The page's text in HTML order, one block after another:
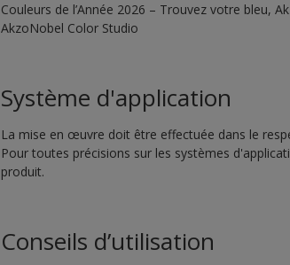
Couleurs de l’Année 2026 – Trouvez votre bleu,
AkzoNobel Color Studio
Système d'application
La mise en œuvre doit être effectuée dans le
Pour toutes précisions sur les systèmes
produit.
Conseils d’utilisation